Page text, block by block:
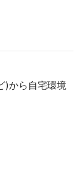
)から自宅環境